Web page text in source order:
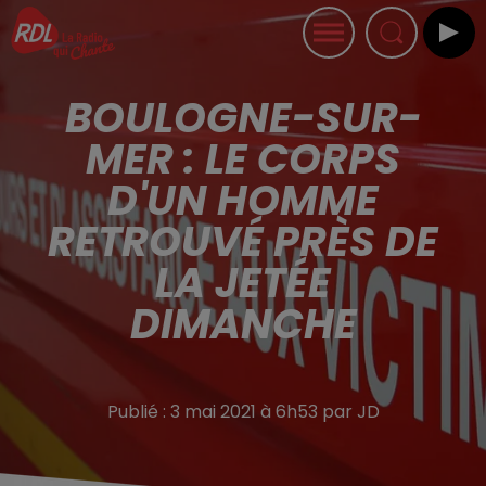
BOULOGNE-SUR-
MER : LE CORPS
D'UN HOMME
RETROUVÉ PRÈS DE
LA JETÉE
DIMANCHE
Publié : 3 mai 2021 à 6h53 par JD